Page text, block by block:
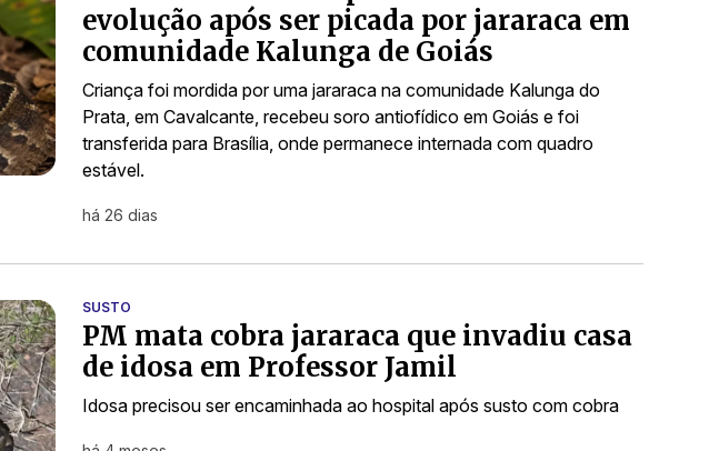
evolução após ser picada por jararaca em
comunidade Kalunga de Goiás
Criança foi mordida por uma jararaca na comunidade Kalunga do
Prata, em Cavalcante, recebeu soro antiofídico em Goiás e foi
transferida para Brasília, onde permanece internada com quadro
estável.
há 26 dias
SUSTO
PM mata cobra jararaca que invadiu casa
de idosa em Professor Jamil
Idosa precisou ser encaminhada ao hospital após susto com cobra